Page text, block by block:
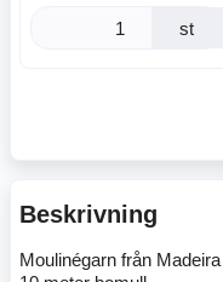
st
Beskrivning
Moulinégarn från